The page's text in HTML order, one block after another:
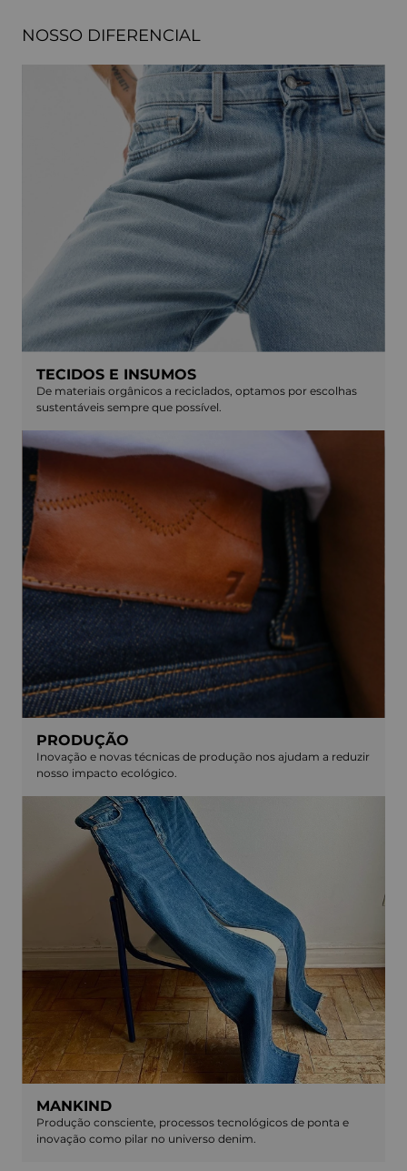
NOSSO DIFERENCIAL
TECIDOS E INSUMOS
De materiais orgânicos a reciclados, optamos por escolhas
sustentáveis sempre que possível.
PRODUÇÃO
Inovação e novas técnicas de produção nos ajudam a reduzir
nosso impacto ecológico.
MANKIND
Produção consciente, processos tecnológicos de ponta e
inovação como pilar no universo denim.